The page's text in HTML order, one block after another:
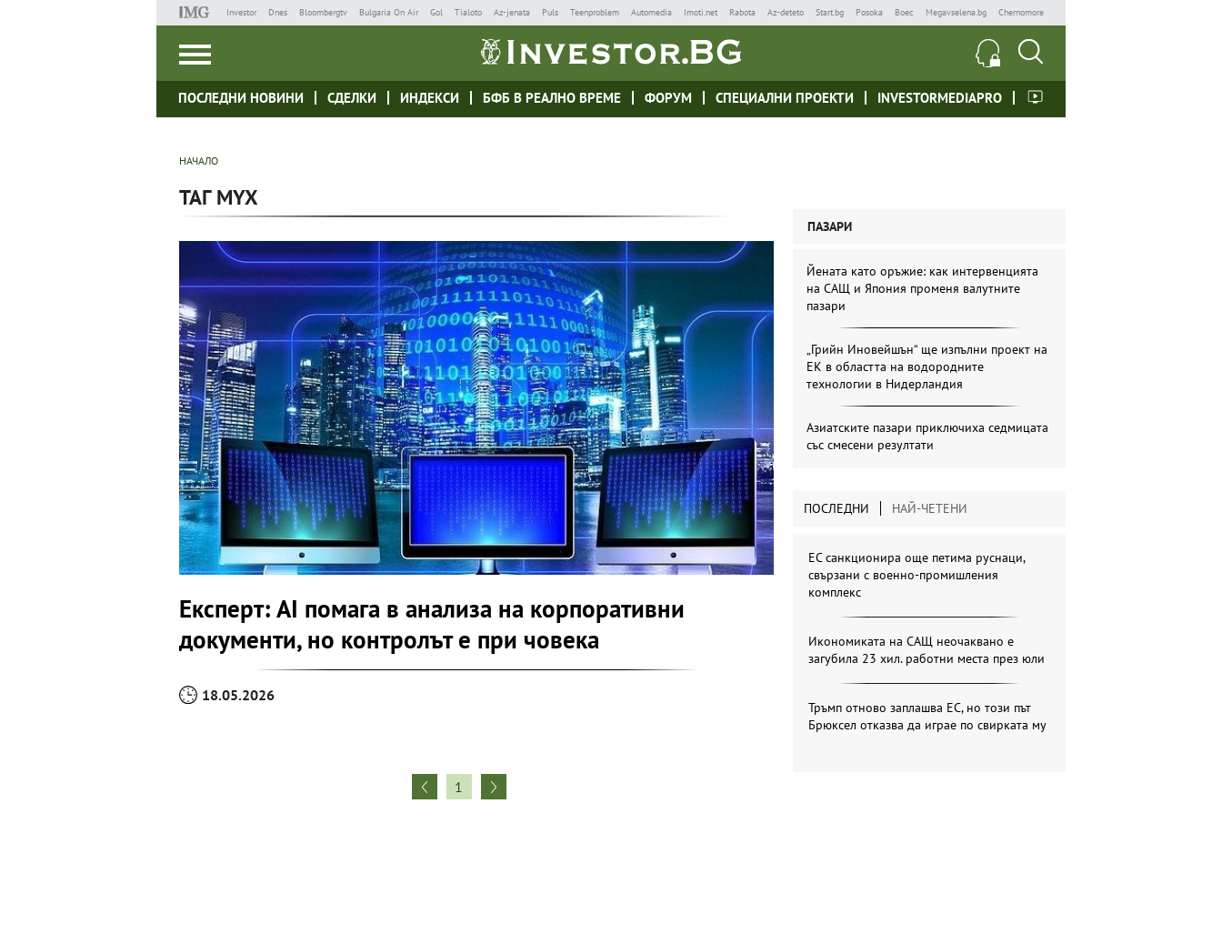
Investor Dnes Bloombergtv Bulgaria On Air Gol Tialoto Az-jenata Puls Teenproblem Automedia Imoti.net Rabota Az-deteto Start.bg Posoka Boec Megavselena.bg Chernomore
ПОСЛЕДНИ НОВИНИ СДЕЛКИ ИНДЕКСИ БФБ В РЕАЛНО ВРЕМЕ ФОРУМ СПЕЦИАЛНИ ПРОЕКТИ INVESTORMEDIAPRO
НАЧАЛО
ТАГ MYX
Експерт: AI помага в анализа на корпоративни
документи, но контролът е при човека
18.05.2026
1
ПАЗАРИ
Йената като оръжие: как интервенцията
на САЩ и Япония променя валутните
пазари
„Грийн Иновейшън“ ще изпълни проект на
ЕК в областта на водородните
технологии в Нидерландия
Азиатските пазари приключиха седмицата
със смесени резултати
ПОСЛЕДНИ НАЙ-ЧЕТЕНИ
ЕС санкционира още петима руснаци,
свързани с военно-промишления
комплекс
Икономиката на САЩ неочаквано е
загубила 23 хил. работни места през юли
Тръмп отново заплашва ЕС, но този път
Брюксел отказва да играе по свирката му